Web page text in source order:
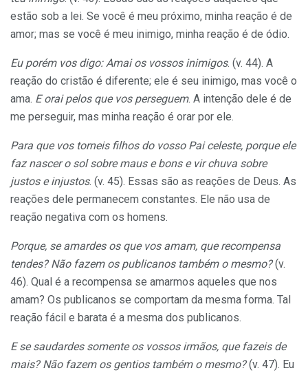
estão sob a lei. Se você é meu próximo, minha reação é de
amor; mas se você é meu inimigo, minha reação é de ódio.
Eu porém vos digo: Amai os vossos inimigos. (v. 44). A
reação do cristão é diferente; ele é seu inimigo, mas você o
ama. E orai pelos que vos perseguem. A intenção dele é de
me perseguir, mas minha reação é orar por ele.
Para que vos torneis filhos do vosso Pai celeste, porque ele
faz nascer o sol sobre maus e bons e vir chuva sobre
justos e injustos. (v. 45). Essas são as reações de Deus. As
reações dele permanecem constantes. Ele não usa de
reação negativa com os homens.
Porque, se amardes os que vos amam, que recompensa
tendes? Não fazem os publicanos também o mesmo?(v.
46). Qual é a recompensa se amarmos aqueles que nos
amam? Os publicanos se comportam da mesma forma. Tal
reação fácil e barata é a mesma dos publicanos.
E se saudardes somente os vossos irmãos, que fazeis de
mais? Não fazem os gentios também o mesmo?(v. 47). Eu